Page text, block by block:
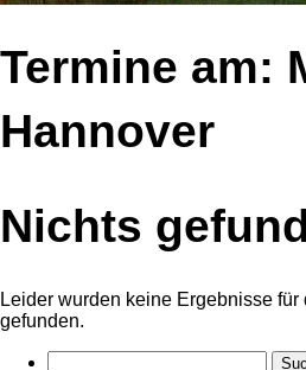
Termine am:
Hannover
Nichts
Leider wurden keine Ergebnisse für
gefunden.